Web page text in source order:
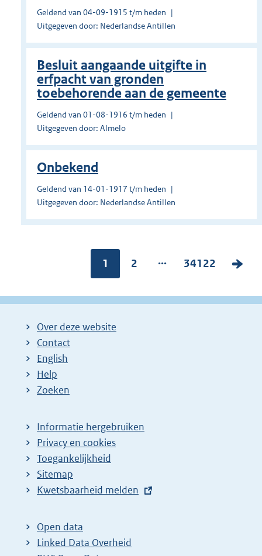
Geldend van 04-09-1915 t/m heden
Uitgegeven door: Nederlandse Antillen
Besluit aangaande uitgifte in
erfpacht van gronden
toebehorende aan de gemeente
Geldend van 01-08-1916 t/m heden
Uitgegeven door: Almelo
Onbekend
Geldend van 14-01-1917 t/m heden
Uitgegeven door: Nederlandse Antillen
Pagina:
1
P
g
2 ...
P
g
34122
V
l
Over deze website
Contact
English
Help
Zoeken
Informatie hergebruiken
Privacy en cookies
Toegankelijkheid
Sitemap
E
t
e
r
Kwetsbaarheid melden
Open data
Linked Data Overheid